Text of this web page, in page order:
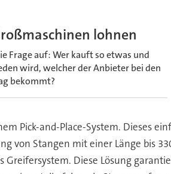
lohnen
Frage auf: Wer kauft so etwas und
wird, welcher der Anbieter bei den
bekommt?
Pick-and-Place-System. Dieses
von Stangen mit einer Länge bis
Diese Lösung